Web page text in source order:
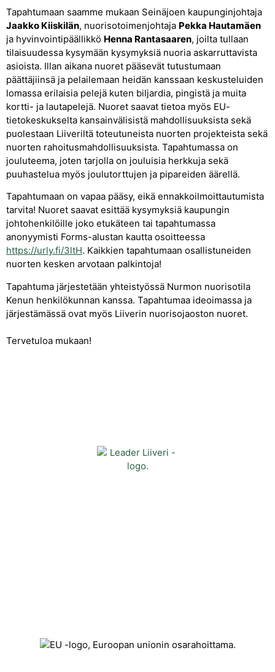
Tapahtumaan saamme mukaan Seinäjoen kaupunginjohtaja
Jaakko Kiiskilän, nuorisotoimenjohtaja Pekka Hautamäen
ja hyvinvointipäällikkö Henna Rantasaaren, joilta tullaan
tilaisuudessa kysymään kysymyksiä nuoria askarruttavista
asioista. Illan aikana nuoret pääsevät tutustumaan
päättäjiinsä ja pelailemaan heidän kanssaan keskusteluiden
lomassa erilaisia pelejä kuten biljardia, pingistä ja muita
kortti- ja lautapelejä. Nuoret saavat tietoa myös EU-
tietokeskukselta kansainvälisistä mahdollisuuksista sekä
puolestaan Liiveriltä toteutuneista nuorten projekteista sekä
nuorten rahoitusmahdollisuuksista. Tapahtumassa on
jouluteema, joten tarjolla on jouluisia herkkuja sekä
puuhastelua myös joulutorttujen ja pipareiden äärellä.
Tapahtumaan on vapaa pääsy, eikä ennakkoilmoittautumista
tarvita! Nuoret saavat esittää kysymyksiä kaupungin
johtohenkilöille joko etukäteen tai tapahtumassa
anonyymisti Forms-alustan kautta osoitteessa
https://urly.fi/3ltH. Kaikkien tapahtumaan osallistuneiden
nuorten kesken arvotaan palkintoja!
Tapahtuma järjestetään yhteistyössä Nurmon nuorisotila
Kenun henkilökunnan kanssa. Tapahtumaa ideoimassa ja
järjestämässä ovat myös Liiverin nuorisojaoston nuoret.
Tervetuloa mukaan!